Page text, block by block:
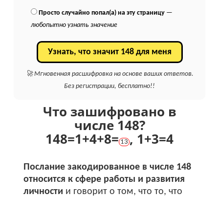
Просто случайно попал(а) на эту страницу —
любопытно узнать значение
Узнать, что значит 148 для меня
🚀 Мгновенная расшифровка на основе ваших ответов.
Без регистрации, бесплатно!!
Что зашифровано в
числе 148?
148=1+4+8= 13 , 1+3=4
Послание закодированное в числе 148
относится к сфере работы и развития
личности и говорит о том, что то, что